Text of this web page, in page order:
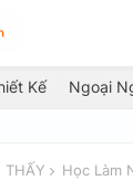
Kế Ngoại
THẤY
Học Làm